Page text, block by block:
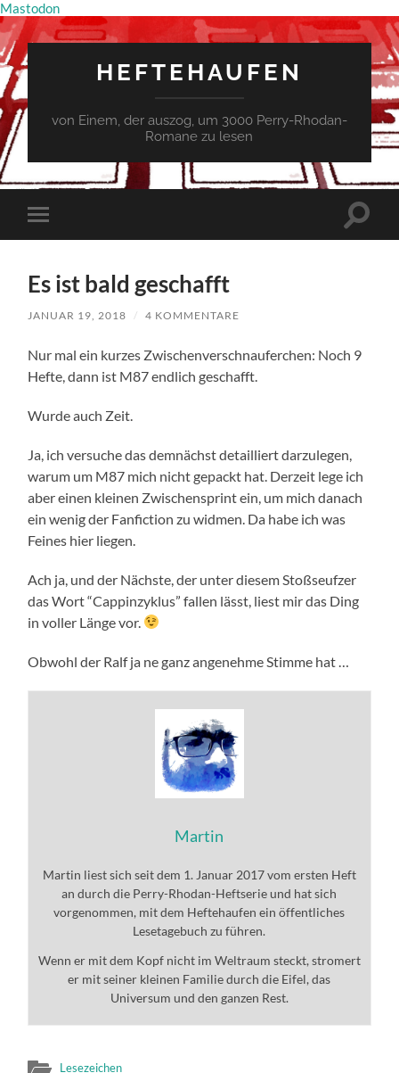
Mastodon
HEFTEHAUFEN
von Einem, der auszog, um 3000 Perry-Rhodan-
Romane zu lesen
Mobile-
Menü
Es ist bald geschafft
JANUAR 19, 2018 / 4 KOMMENTARE
Nur mal ein kurzes Zwischenverschnauferchen: Noch 9
Hefte, dann ist M87 endlich geschafft.
Wurde auch Zeit.
Ja, ich versuche das demnächst detailliert darzulegen,
warum um M87 mich nicht gepackt hat. Derzeit lege ich
aber einen kleinen Zwischensprint ein, um mich danach
ein wenig der Fanfiction zu widmen. Da habe ich was
Feines hier liegen.
Ach ja, und der Nächste, der unter diesem Stoßseufzer
das Wort “Cappinzyklus” fallen lässt, liest mir das Ding
in voller Länge vor.
Obwohl der Ralf ja ne ganz angenehme Stimme hat …
Martin
Martin liest sich seit dem 1. Januar 2017 vom ersten Heft
an durch die Perry-Rhodan-Heftserie und hat sich
vorgenommen, mit dem Heftehaufen ein öffentliches
Lesetagebuch zu führen.
Wenn er mit dem Kopf nicht im Weltraum steckt, stromert
er mit seiner kleinen Familie durch die Eifel, das
Universum und den ganzen Rest.
Lesezeichen